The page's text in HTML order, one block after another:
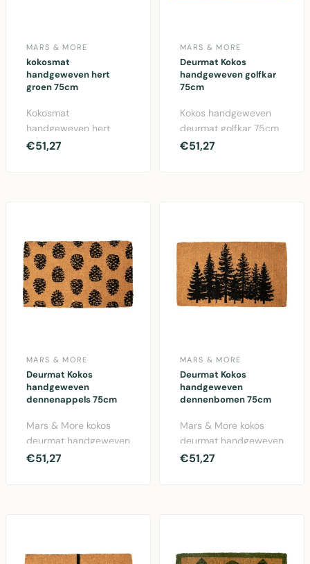
MARS & MORE
kokosmat
handgeweven hert
groen 75cm
Kokosmat
handgeweven hert
groen 75cm van Mars
€51,27
MARS & MORE
Deurmat Kokos
handgeweven golfkar
75cm
Kokos handgeweven
deurmat golfkar 75cm
van Mars & More.
€51,27
MARS & MORE
Deurmat Kokos
handgeweven
dennenappels 75cm
Mars & More kokos
deurmat handgeweven
dennenappels
€51,27
MARS & MORE
Deurmat Kokos
handgeweven
dennenbomen 75cm
Mars & More kokos
deurmat handgeweven
met dennenbomen
€51,27